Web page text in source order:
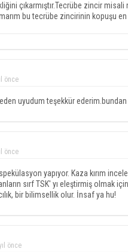
çıkarmıştır.Tecrübe zincir
bu tecrübe zincirinin kopuşu en
önce
uyudum teşekkür
önce
yapıyor. Kaza kırım
sırf TSK' yı eleştirmiş olmak
bir bilimsellik olur. İnsaf ya hu!
önce